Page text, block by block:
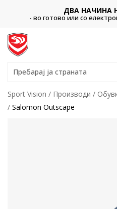
ДВА НАЧИНА
- во готово или со
Пребарај ја страната
Sport Vision Производи
Salomon Outscape